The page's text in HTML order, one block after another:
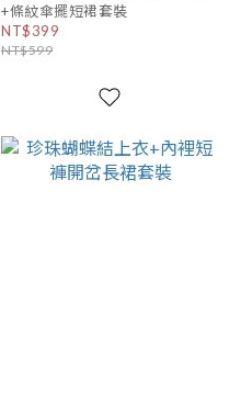
+條紋傘擺短裙套裝
NT$399
NT$599